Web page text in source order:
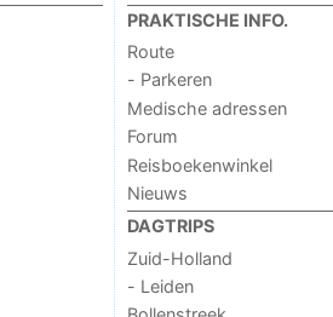
PRAKTISCHE INFO.
Route
- Parkeren
Medische adressen
Forum
Reisboekenwinkel
Nieuws
DAGTRIPS
Zuid-Holland
- Leiden